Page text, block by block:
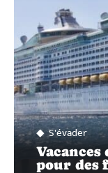
S'évader
pour des